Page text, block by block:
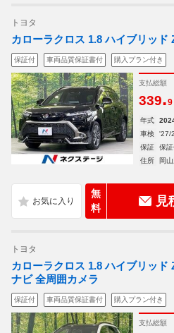
トヨタ
カローラクロス 1.8 ハイブリッド
保証付 車両品質保証書付 購入プラン付き
支払総額
339.9
年式
車検
'27/2
保証
保
住所
岡
無
料
見
トヨタ
カローラクロス 1.8 ハイブリッド
ナビ 全周囲カメラ
保証付 車両品質保証書付 購入プラン付き
支払総額